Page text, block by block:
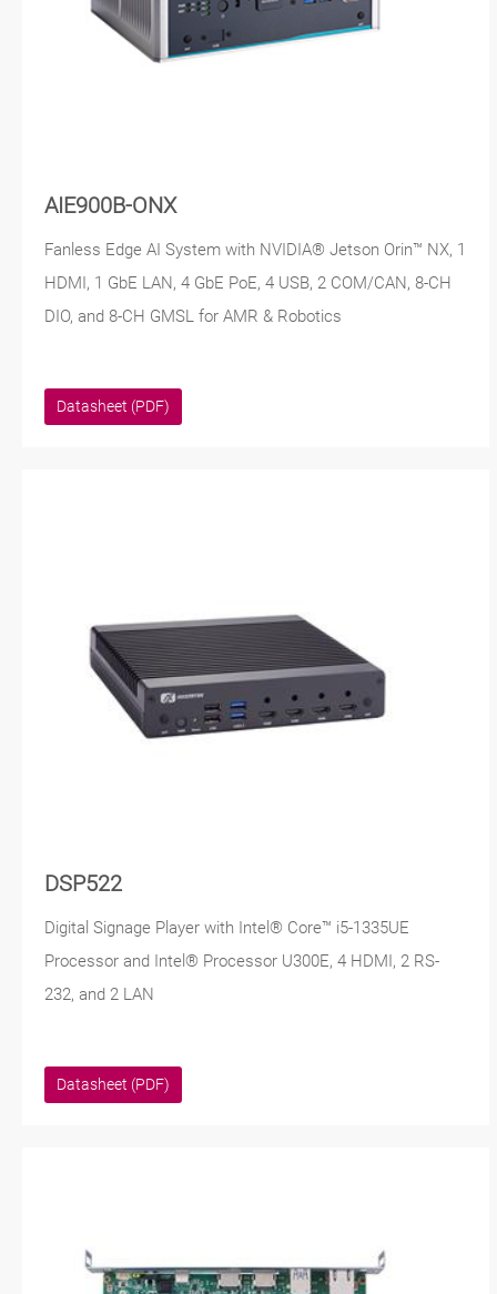
AIE900B-ONX
Fanless Edge AI System with NVIDIA® Jetson Orin™ NX, 1
HDMI, 1 GbE LAN, 4 GbE PoE, 4 USB, 2 COM/CAN, 8-CH
DIO, and 8-CH GMSL for AMR & Robotics
Datasheet (PDF)
DSP522
Digital Signage Player with Intel® Core™ i5-1335UE
Processor and Intel® Processor U300E, 4 HDMI, 2 RS-
232, and 2 LAN
Datasheet (PDF)